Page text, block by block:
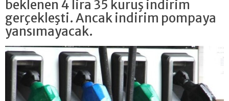
beklenen 4 lira 35 kuruş indirim
gerçekleşti. Ancak indirim pompaya
yansımayacak.